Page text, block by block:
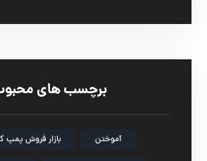
برچسب های
آموختن بازار فروش